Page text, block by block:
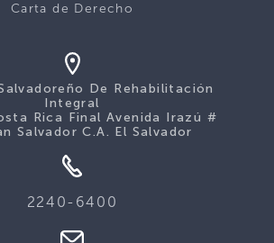
Carta de Derecho
De Rehabilitación
Integral
Rica Final Avenida Irazú #
Salvador C.A. El Salvador
2240-6400